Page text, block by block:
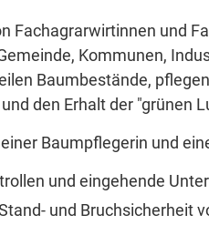
Fachagrarwirtinnen und
Kommunen,
Baumbestände,
den Erhalt der "grünen
Baumpflegerin und
und eingehende
und Bruchsicherheit